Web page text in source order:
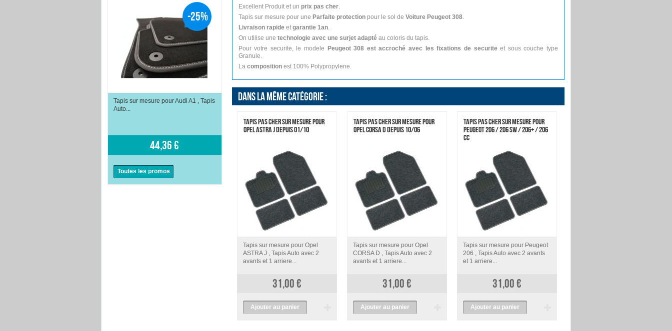
Excellent Produit et un prix pas cher.
Tapis sur mesure pour une Parfaite protectionpour le sol de Voiture Peugeot 308.
Livraison rapideetgarantie 1an.
On utilise une technologie avec une surjet adapté au coloris du tapis.
Pour votre securite, le modele Peugeot 308 est accroché avec les fixations de securiteet sous couche type
Granule.
La composition est 100% Polypropylene.
DANS LA MÊME CATÉGORIE :
TAPIS PAS CHER SUR MESURE POUR
OPEL ASTRA J DEPUIS 01/10
Tapis sur mesure pour Opel
ASTRA J , Tapis Auto avec 2
avants et 1 arriere...
31,00 €
Ajouter au panier
TAPIS PAS CHER SUR MESURE POUR
OPEL CORSA D DEPUIS 10/06
Tapis sur mesure pour Opel
CORSA D , Tapis Auto avec 2
avants et 1 arriere...
31,00 €
Ajouter au panier
TAPIS PAS CHER SUR MESURE POUR
PEUGEOT 206 / 206 SW / 206+ / 206
CC
Tapis sur mesure pour Peugeot
206 , Tapis Auto avec 2 avants
et 1 arriere...
31,00 €
Ajouter au panier
voir voir voir
-25%
Tapis sur mesure pour Audi A1 , Tapis
Auto...
44,36 €
Toutes les promos